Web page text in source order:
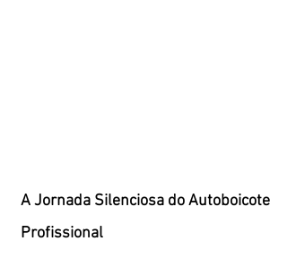
A Jornada Silenciosa do Autoboicote
Profissional